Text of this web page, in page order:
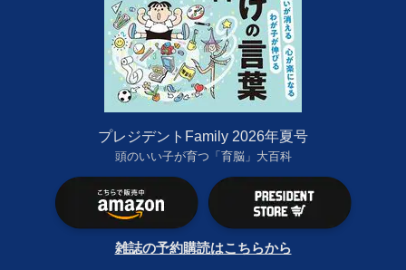
プレジデントFamily 2026年夏号
頭のいい子が育つ「育脳」大百科
雑誌の予約購読はこちらから